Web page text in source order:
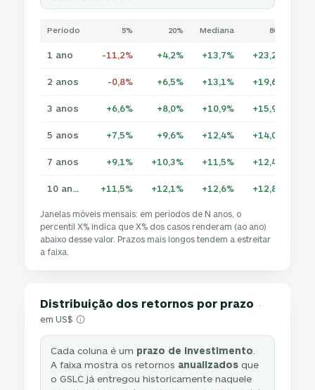
Período 5% 20% Mediana 80%
1 ano -11,2% +4,2% +13,7% +23,2%
2 anos -0,8% +6,5% +13,1% +19,6%
3 anos +6,6% +8,0% +10,9% +15,9%
5 anos +7,5% +9,6% +12,4% +14,0%
7 anos +9,1% +10,3% +11,5% +12,4%
10 anos +11,5% +12,1% +12,6% +12,8%
Janelas móveis mensais: em períodos de N anos, o
percentil X% indica que X% dos casos renderam (ao ano)
abaixo desse valor. Prazos mais longos tendem a estreitar
a faixa.
Distribuição dos retornos por prazo ·
em US$
Cada coluna é um prazo de investimento
A faixa mostra os retornos anualizados que
o GSLC já entregou historicamente naquele